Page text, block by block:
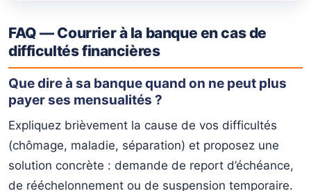
FAQ — Courrier à la banque en cas de
difficultés financières
Que dire à sa banque quand on ne peut plus
payer ses mensualités ?
Expliquez brièvement la cause de vos difficultés
(chômage, maladie, séparation) et proposez une
solution concrète : demande de report d’échéance,
de rééchelonnement ou de suspension temporaire.